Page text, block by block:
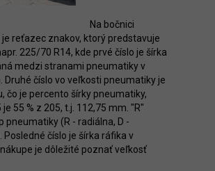
Na bočnici
reťazec znakov, ktorý predstavuje
225/70 R14, kde prvé číslo je šírka
medzi stranami pneumatiky v
Druhé číslo vo veľkosti pneumatiky je
čo je percento šírky pneumatiky,
55 % z 205, t.j. 112,75 mm. "R"
pneumatiky (R - radiálna, D -
Posledné číslo je šírka ráfika v
je dôležité poznať veľkosť